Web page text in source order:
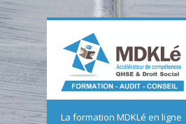
Passer
au
contenu
principal
La formation MDKLé en ligne